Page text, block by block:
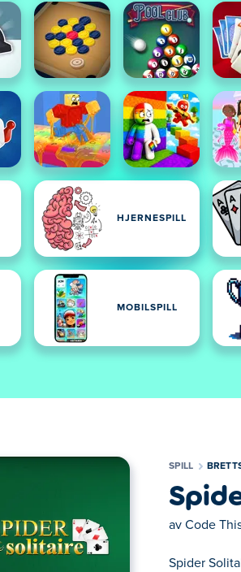
HJERNESPILL
MOBILSPILL
SPILL
av Code
Spider